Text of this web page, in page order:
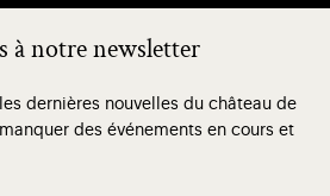
à notre newsletter
dernières nouvelles du château de
des événements en cours et